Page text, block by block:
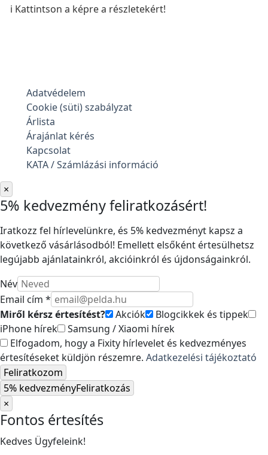
ℹ️ Kattintson a képre a részletekért!
Adatvédelem
Cookie (süti) szabályzat
Árlista
Árajánlat kérés
Kapcsolat
KATA / Számlázási információ
×
5% kedvezmény feliratkozásért!
Iratkozz fel hírlevelünkre, és 5% kedvezményt kapsz a
következő vásárlásodból! Emellett elsőként értesülhetsz
legújabb ajánlatainkról, akcióinkról és újdonságainkról.
Név
Email cím *
Miről kérsz értesítést?
Akciók
Blogcikkek és tippek
iPhone hírek
Samsung / Xiaomi hírek
Elfogadom, hogy a Fixity hírlevelet és kedvezményes
értesítéseket küldjön részemre. Adatkezelési tájékoztató
Feliratkozom
5% kedvezményFeliratkozás
×
Fontos értesítés
Kedves Ügyfeleink!